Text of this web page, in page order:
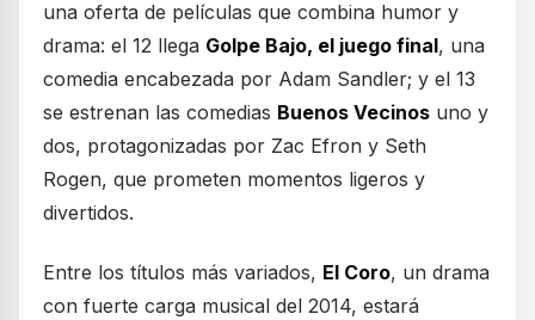
una oferta de películas que combina humor y
drama: el 12 llega Golpe Bajo, el juego final, una
comedia encabezada por Adam Sandler; y el 13
se estrenan las comedias Buenos Vecinos uno y
dos, protagonizadas por Zac Efron y Seth
Rogen, que prometen momentos ligeros y
divertidos.
Entre los títulos más variados, El Coro, un drama
con fuerte carga musical del 2014, estará